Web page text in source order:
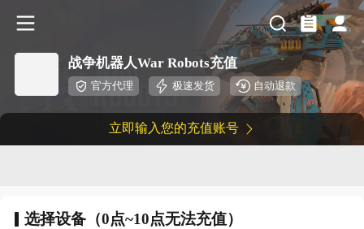
战争机器人War Robots充值
官方代理 极速发货 自动退款
立即输入您的充值账号
选择设备（0点~10点无法充值）